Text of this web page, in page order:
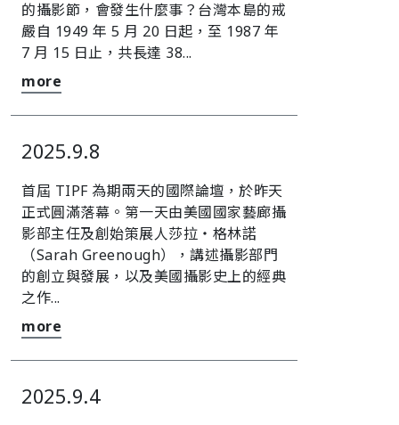
的攝影節，會發生什麼事？台灣本島的戒
嚴自 1949 年 5 月 20 日起，至 1987 年
7 月 15 日止，共長達 38...
more
2025.9.8
首屆 TIPF 為期兩天的國際論壇，於昨天
正式圓滿落幕。第一天由美國國家藝廊攝
影部主任及創始策展人莎拉・格林諾
（Sarah Greenough），講述攝影部門
的創立與發展，以及美國攝影史上的經典
之作...
more
2025.9.4